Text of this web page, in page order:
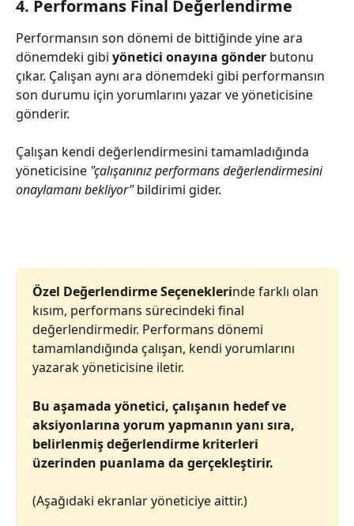
4. Performans Final Değerlendirme
Performansın son dönemi de bittiğinde yine ara
dönemdeki gibi yönetici onayına gönder butonu
çıkar. Çalışan aynı ara dönemdeki gibi performansın
son durumu için yorumlarını yazar ve yöneticisine
gönderir.
Çalışan kendi değerlendirmesini tamamladığında
yöneticisine "çalışanınız performans değerlendirmesini
onaylamanı bekliyor" bildirimi gider.
Özel Değerlendirme Seçeneklerinde farklı olan
kısım, performans sürecindeki final
değerlendirmedir. Performans dönemi
tamamlandığında çalışan, kendi yorumlarını
yazarak yöneticisine iletir.
Bu aşamada yönetici, çalışanın hedef ve
aksiyonlarına yorum yapmanın yanı sıra,
belirlenmiş değerlendirme kriterleri
üzerinden puanlama da gerçekleştirir.
(Aşağıdaki ekranlar yöneticiye aittir.)